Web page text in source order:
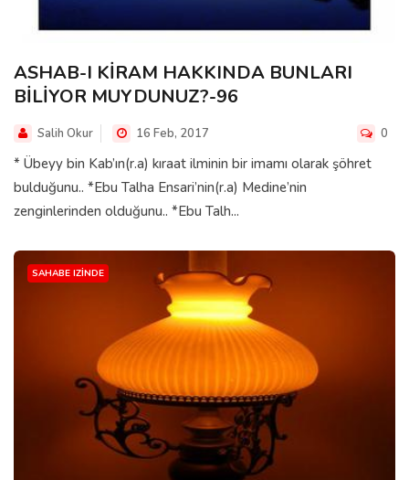
ASHAB-I KİRAM HAKKINDA BUNLARI
BİLİYOR MUYDUNUZ?-96
Salih Okur 16 Feb, 2017 0
* Übeyy bin Kab’ın(r.a) kıraat ilminin bir imamı olarak şöhret
bulduğunu.. *Ebu Talha Ensari’nin(r.a) Medine’nin
zenginlerinden olduğunu.. *Ebu Talh...
SAHABE IZINDE